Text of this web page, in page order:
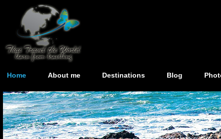
Home About me Destinations Blog